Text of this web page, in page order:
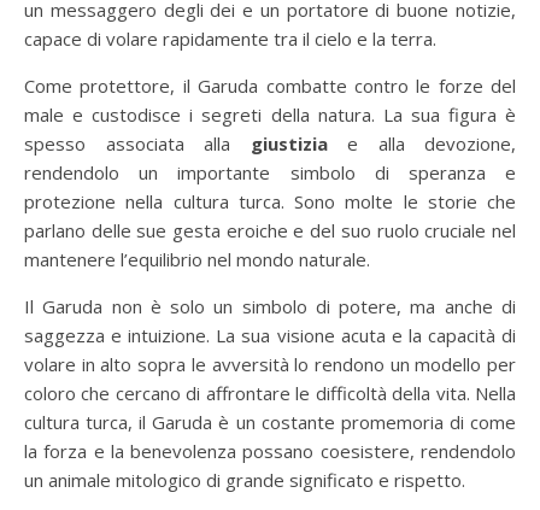
un messaggero degli dei e un portatore di buone notizie,
capace di volare rapidamente tra il cielo e la terra.
Come protettore, il Garuda combatte contro le forze del
male e custodisce i segreti della natura. La sua figura è
spesso associata alla giustiziae alla devozione,
rendendolo un importante simbolo di speranza e
protezione nella cultura turca. Sono molte le storie che
parlano delle sue gesta eroiche e del suo ruolo cruciale nel
mantenere l’equilibrio nel mondo naturale.
Il Garuda non è solo un simbolo di potere, ma anche di
saggezza e intuizione. La sua visione acuta e la capacità di
volare in alto sopra le avversità lo rendono un modello per
coloro che cercano di affrontare le difficoltà della vita. Nella
cultura turca, il Garuda è un costante promemoria di come
la forza e la benevolenza possano coesistere, rendendolo
un animale mitologico di grande significato e rispetto.